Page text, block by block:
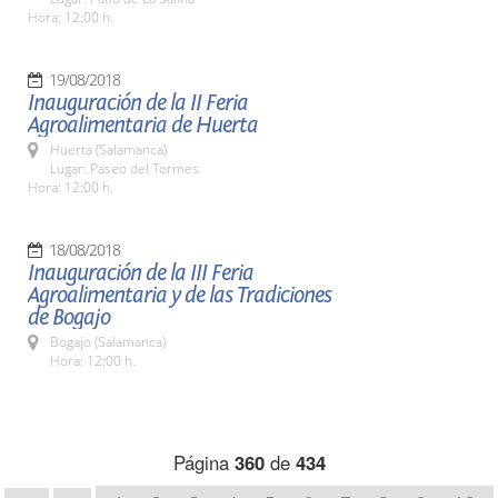
Hora: 12:00 h.
19/08/2018
Inauguración de la II Feria
Agroalimentaria de Huerta
Huerta (Salamanca)
Lugar: Paseo del Tormes
Hora: 12:00 h.
18/08/2018
Inauguración de la III Feria
Agroalimentaria y de las Tradiciones
de Bogajo
Bogajo (Salamanca)
Hora: 12:00 h.
Página 360de 434